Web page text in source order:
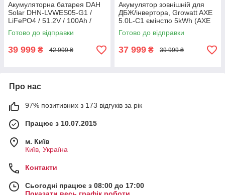
Акумуляторна батарея DAH
Solar DHN-LVWES05-G1 /
LiFePO4 / 51.2V / 100Ah /
5120Wh White
Готово до відправки
39 999 ₴ 42 999 ₴
Акумулятор зовнішній для
ДБЖ/інвертора, Growatt AXE
5.0L-C1 ємінстю 5kWh (AXE
5.0L-C1)
Готово до відправки
37 999 ₴ 39 999 ₴
Про нас
97% позитивних з 173 відгуків за рік
Працює з 10.07.2015
м. Київ
Київ, Україна
Контакти
Сьогодні працює з 08:00 до 17:00